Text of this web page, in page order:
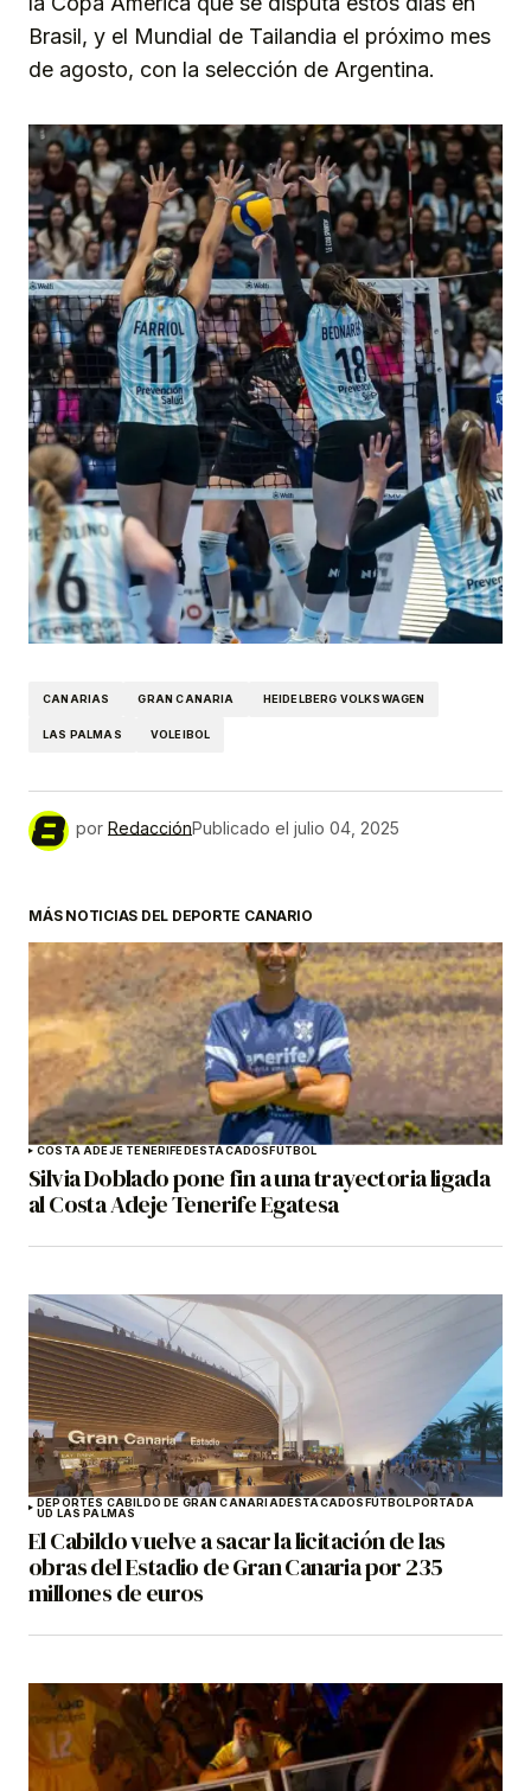
Brasil, y el Mundial de Tailandia el próximo mes
de agosto, con la selección de Argentina.
CANARIAS GRAN CANARIA HEIDELBERG VOLKSWAGEN
LAS PALMAS VOLEIBOL
por RedacciónPublicado el julio 04, 2025
MÁS NOTICIAS DEL DEPORTE CANARIO
COSTA ADEJE TENERIFEDESTACADOSFÚTBOL
Silvia Doblado pone fin a una trayectoria ligada
al Costa Adeje Tenerife Egatesa
DEPORTES CABILDO DE GRAN CANARIADESTACADOSFÚTBOLPORTADA
UD LAS PALMAS
El Cabildo vuelve a sacar la licitación de las
obras del Estadio de Gran Canaria por 235
millones de euros